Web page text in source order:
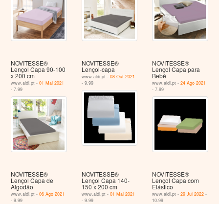
NOVITESSE®
Lençol Capa 90-100
x 200 cm
www.aldi.pt -01 Mai 2021
- 7.99
NOVITESSE®
Lençol-capa
www.aldi.pt - 08 Out 2021
- 9.99
NOVITESSE®
Lençol Capa para
Bebé
www.aldi.pt -24 Ago 2021
- 7.99
NOVITESSE®
Lençol Capa de
Algodão
www.aldi.pt -06 Ago 2021
- 9.99
NOVITESSE®
Lençol Capa 140-
150 x 200 cm
www.aldi.pt - 01 Mai 2021
- 9.99
NOVITESSE®
Lençol Capa com
Elástico
www.aldi.pt -29 Jul 2022 -
10.99